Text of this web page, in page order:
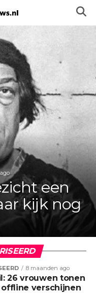
een
kijk nog
8 maanden ago
26 vrouwen tonen
verschijnen